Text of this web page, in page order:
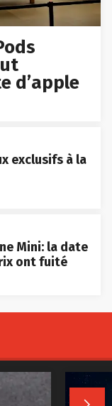
d’apple
exclusifs à la
Mini: la date
ont fuité